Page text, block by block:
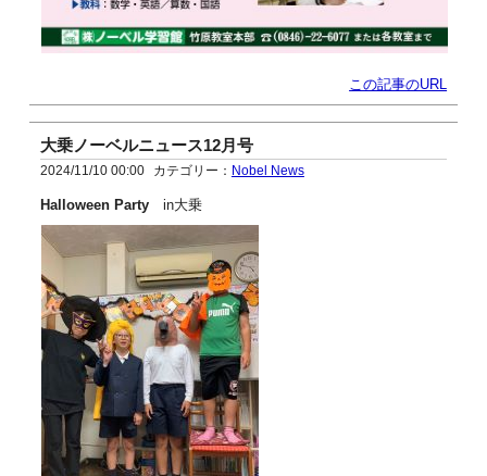
この記事のURL
大乗ノーベルニュース12月号
2024/11/10 00:00 カテゴリー： Nobel News
HalloweenPartyin大乗